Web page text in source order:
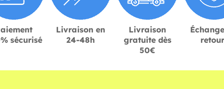
sécurisé
Livraison en
24-48h
Livraison
gratuite dès
50€